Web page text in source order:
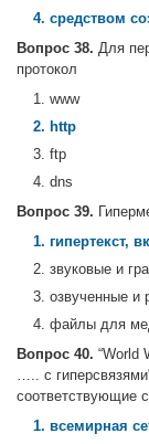
4. средством
Вопрос 38. Для
протокол
1. www
2. http
3. ftp
4. dns
Вопрос 39.
1. гипертекст,
2. звуковые и
3. озвученные и
4. файлы для
Вопрос 40. “World
….. с
соответствующие
1. всемирная